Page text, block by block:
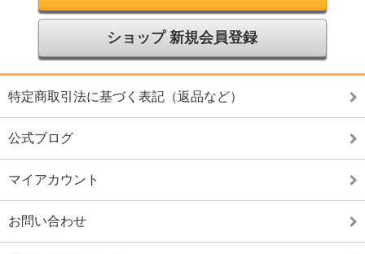
ショップ 新規会員登録
特定商取引法に基づく表記（返品など）
公式ブログ
マイアカウント
お問い合わせ